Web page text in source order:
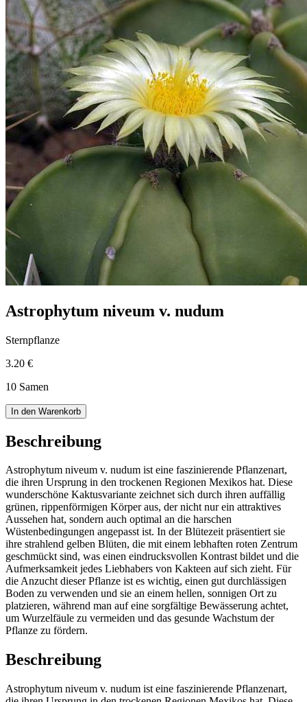
Astrophytum niveum v. nudum
Sternpflanze
3.20 €
10 Samen
In den Warenkorb
Beschreibung
Astrophytum niveum v. nudum ist eine faszinierende Pflanzenart,
die ihren Ursprung in den trockenen Regionen Mexikos hat. Diese
wunderschöne Kaktusvariante zeichnet sich durch ihren auffällig
grünen, rippenförmigen Körper aus, der nicht nur ein attraktives
Aussehen hat, sondern auch optimal an die harschen
Wüstenbedingungen angepasst ist. In der Blütezeit präsentiert sie
ihre strahlend gelben Blüten, die mit einem lebhaften roten Zentrum
geschmückt sind, was einen eindrucksvollen Kontrast bildet und die
Aufmerksamkeit jedes Liebhabers von Kakteen auf sich zieht. Für
die Anzucht dieser Pflanze ist es wichtig, einen gut durchlässigen
Boden zu verwenden und sie an einem hellen, sonnigen Ort zu
platzieren, während man auf eine sorgfältige Bewässerung achtet,
um Wurzelfäule zu vermeiden und das gesunde Wachstum der
Pflanze zu fördern.
Beschreibung
Astrophytum niveum v. nudum ist eine faszinierende Pflanzenart,